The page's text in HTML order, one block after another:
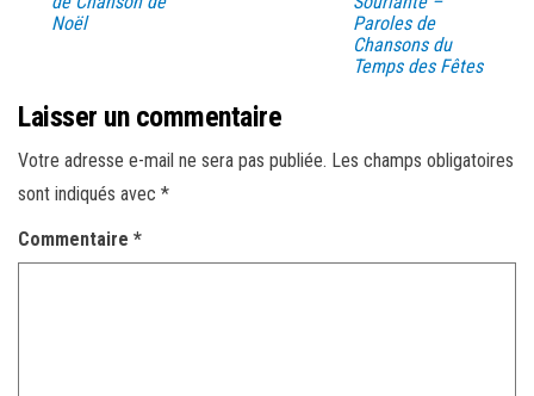
Noël
Paroles de
Chansons du
Temps des Fêtes
Laisser un commentaire
Votre adresse e-mail ne sera pas publiée. Les champs obligatoires
sont indiqués avec *
Commentaire *